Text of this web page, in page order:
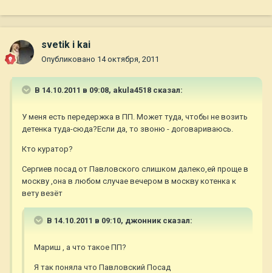
svetik i kai
Опубликовано 14 октября, 2011
В 14.10.2011 в 09:08, akula4518 сказал:
У меня есть передержка в ПП. Может туда, чтобы не возить
детенка туда-сюда?Если да, то звоню - договариваюсь.
Кто куратор?
Сергиев посад от Павловского слишком далеко,ей проще в
москву ,она в любом случае вечером в москву котенка к
вету везёт
В 14.10.2011 в 09:10, джонник сказал:
Мариш , а что такое ПП?
Я так поняла что Павловский Посад